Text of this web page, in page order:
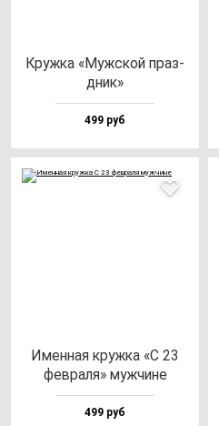
Круж­ка «Муж­ской праз­
дник»
499 руб
Имен­ная круж­ка «С 23
фев­ра­ля» муж­чи­не
499 руб